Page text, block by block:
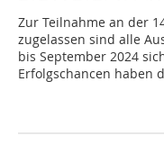
Zur Teilnahme an der
zugelassen sind alle
bis September 2024
Erfolgschancen haben